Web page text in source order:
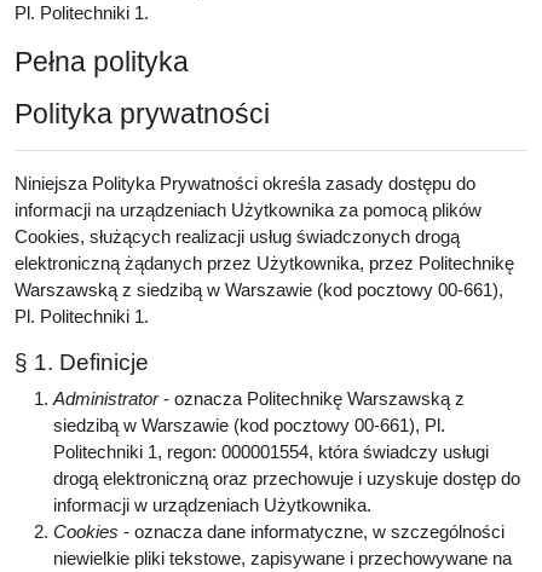
Pl. Politechniki 1.
Pełna polityka
Polityka prywatności
Niniejsza Polityka Prywatności określa zasady dostępu do
informacji na urządzeniach Użytkownika za pomocą plików
Cookies, służących realizacji usług świadczonych drogą
elektroniczną żądanych przez Użytkownika, przez Politechnikę
Warszawską z siedzibą w Warszawie (kod pocztowy 00-661),
Pl. Politechniki 1.
§ 1. Definicje
Administrator- oznacza Politechnikę Warszawską z
siedzibą w Warszawie (kod pocztowy 00-661), Pl.
Politechniki 1, regon: 000001554, która świadczy usługi
drogą elektroniczną oraz przechowuje i uzyskuje dostęp do
informacji w urządzeniach Użytkownika.
Cookies - oznacza dane informatyczne, w szczególności
niewielkie pliki tekstowe, zapisywane i przechowywane na